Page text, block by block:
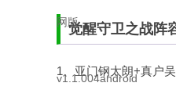
觉醒守卫之战阵
1、亚门钢太朗+真户